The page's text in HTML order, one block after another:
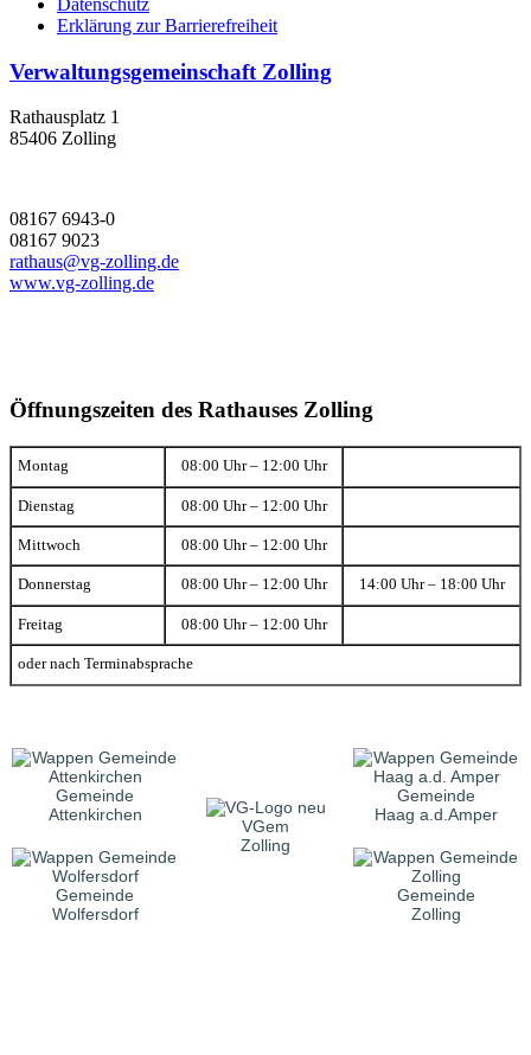
Erklärung zur Barrierefreiheit
Verwaltungsgemeinschaft Zolling
Rathausplatz 1
85406 Zolling
08167 6943-0
08167 9023
rathaus@vg-zolling.de
www.vg-zolling.de
Öffnungszeiten des Rathauses Zolling
Montag 08:00 Uhr – 12:00 Uhr
Dienstag 08:00 Uhr – 12:00 Uhr
Mittwoch 08:00 Uhr – 12:00 Uhr
Donnerstag 08:00 Uhr – 12:00 Uhr 14:00 Uhr – 18:00 Uhr
Freitag 08:00 Uhr – 12:00 Uhr
oder nach Terminabsprache
Gemeinde
Attenkirchen
VGem
Zolling
Gemeinde
Haag a.d.Amper
Gemeinde
Wolfersdorf
Gemeinde
Zolling